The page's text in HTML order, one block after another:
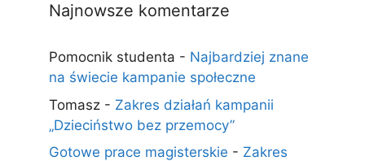
Najnowsze komentarze
Pomocnik studenta - Najbardziej znane
na świecie kampanie społeczne
Tomasz - Zakres działań kampanii
„Dzieciństwo bez przemocy”
Gotowe prace magisterskie - Zakres